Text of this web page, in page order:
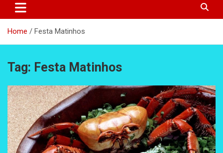
Home Festa Matinhos
Tag: Festa Matinhos